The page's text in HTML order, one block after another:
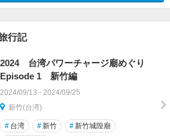
行記
2024 台湾パワーチャージ廟めぐり
Episode 1 新竹編
2024/09/13 - 2024/09/25
新竹(台湾)
# 台湾 #新竹 #新竹城隍廟